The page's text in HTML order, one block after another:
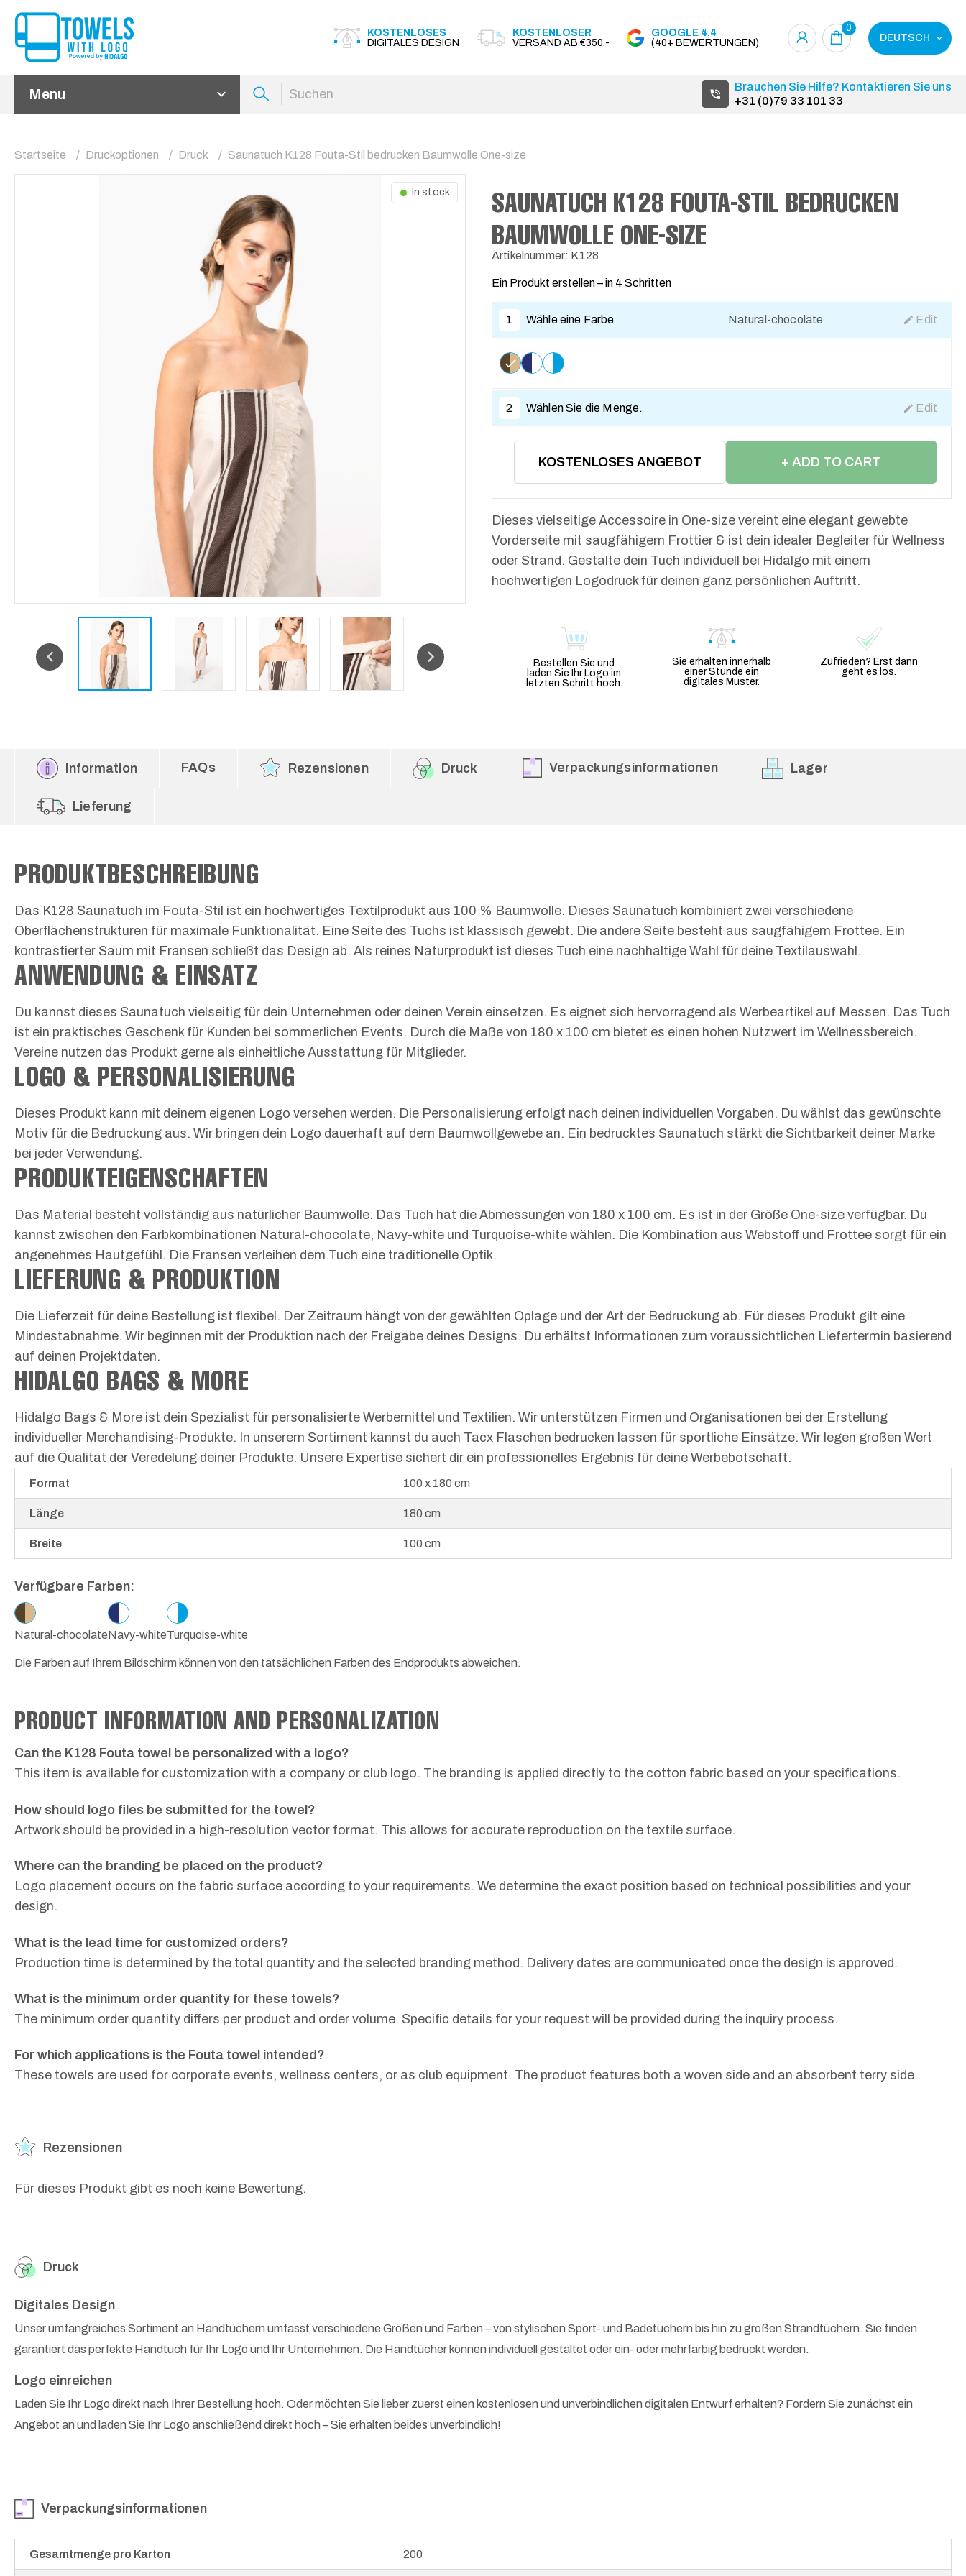
KOSTENLOSES
DIGITALES DESIGN
KOSTENLOSER
VERSAND AB €350,-
GOOGLE 4,4
(40+ BEWERTUNGEN)
0
DEUTSCH
Menu
Brauchen Sie Hilfe? Kontaktieren Sie uns
+31 (0)79 33 101 33
Startseite Druckoptionen Druck Saunatuch K128 Fouta-Stil bedrucken Baumwolle One-size
In stock
SAUNATUCH K128 FOUTA-STIL BEDRUCKEN
BAUMWOLLE ONE-SIZE
Artikelnummer: K128
Ein Produkt erstellen – in 4 Schritten
1 Wähle eine Farbe Natural-chocolate Edit
2 Wählen Sie die Menge. Edit
KOSTENLOSES ANGEBOT + ADD TO CART
Dieses vielseitige Accessoire in One-size vereint eine elegant gewebte
Vorderseite mit saugfähigem Frottier & ist dein idealer Begleiter für Wellness
oder Strand. Gestalte dein Tuch individuell bei Hidalgo mit einem
hochwertigen Logodruck für deinen ganz persönlichen Auftritt.
Bestellen Sie und
laden Sie Ihr Logo im
letzten Schritt hoch.
Sie erhalten innerhalb
einer Stunde ein
digitales Muster.
Zufrieden? Erst dann
geht es los.
Information FAQs Rezensionen Druck Verpackungsinformationen Lager
Lieferung
PRODUKTBESCHREIBUNG
Das K128 Saunatuch im Fouta-Stil ist ein hochwertiges Textilprodukt aus 100 % Baumwolle. Dieses Saunatuch kombiniert zwei verschiedene
Oberflächenstrukturen für maximale Funktionalität. Eine Seite des Tuchs ist klassisch gewebt. Die andere Seite besteht aus saugfähigem Frottee. Ein
kontrastierter Saum mit Fransen schließt das Design ab. Als reines Naturprodukt ist dieses Tuch eine nachhaltige Wahl für deine Textilauswahl.
ANWENDUNG & EINSATZ
Du kannst dieses Saunatuch vielseitig für dein Unternehmen oder deinen Verein einsetzen. Es eignet sich hervorragend als Werbeartikel auf Messen. Das Tuch
ist ein praktisches Geschenk für Kunden bei sommerlichen Events. Durch die Maße von 180 x 100 cm bietet es einen hohen Nutzwert im Wellnessbereich.
Vereine nutzen das Produkt gerne als einheitliche Ausstattung für Mitglieder.
LOGO & PERSONALISIERUNG
Dieses Produkt kann mit deinem eigenen Logo versehen werden. Die Personalisierung erfolgt nach deinen individuellen Vorgaben. Du wählst das gewünschte
Motiv für die Bedruckung aus. Wir bringen dein Logo dauerhaft auf dem Baumwollgewebe an. Ein bedrucktes Saunatuch stärkt die Sichtbarkeit deiner Marke
bei jeder Verwendung.
PRODUKTEIGENSCHAFTEN
Das Material besteht vollständig aus natürlicher Baumwolle. Das Tuch hat die Abmessungen von 180 x 100 cm. Es ist in der Größe One-size verfügbar. Du
kannst zwischen den Farbkombinationen Natural-chocolate, Navy-white und Turquoise-white wählen. Die Kombination aus Webstoff und Frottee sorgt für ein
angenehmes Hautgefühl. Die Fransen verleihen dem Tuch eine traditionelle Optik.
LIEFERUNG & PRODUKTION
Die Lieferzeit für deine Bestellung ist flexibel. Der Zeitraum hängt von der gewählten Oplage und der Art der Bedruckung ab. Für dieses Produkt gilt eine
Mindestabnahme. Wir beginnen mit der Produktion nach der Freigabe deines Designs. Du erhältst Informationen zum voraussichtlichen Liefertermin basierend
auf deinen Projektdaten.
HIDALGO BAGS & MORE
Hidalgo Bags & More ist dein Spezialist für personalisierte Werbemittel und Textilien. Wir unterstützen Firmen und Organisationen bei der Erstellung
individueller Merchandising-Produkte. In unserem Sortiment kannst du auch Tacx Flaschen bedrucken lassen für sportliche Einsätze. Wir legen großen Wert
auf die Qualität der Veredelung deiner Produkte. Unsere Expertise sichert dir ein professionelles Ergebnis für deine Werbebotschaft.
Format 100 x 180 cm
Länge 180 cm
Breite 100 cm
Verfügbare Farben:
Natural-chocolateNavy-whiteTurquoise-white
Die Farben auf Ihrem Bildschirm können von den tatsächlichen Farben des Endprodukts abweichen.
PRODUCT INFORMATION AND PERSONALIZATION
Can the K128 Fouta towel be personalized with a logo?
This item is available for customization with a company or club logo. The branding is applied directly to the cotton fabric based on your specifications.
How should logo files be submitted for the towel?
Artwork should be provided in a high-resolution vector format. This allows for accurate reproduction on the textile surface.
Where can the branding be placed on the product?
Logo placement occurs on the fabric surface according to your requirements. We determine the exact position based on technical possibilities and your
design.
What is the lead time for customized orders?
Production time is determined by the total quantity and the selected branding method. Delivery dates are communicated once the design is approved.
What is the minimum order quantity for these towels?
The minimum order quantity differs per product and order volume. Specific details for your request will be provided during the inquiry process.
For which applications is the Fouta towel intended?
These towels are used for corporate events, wellness centers, or as club equipment. The product features both a woven side and an absorbent terry side.
Rezensionen
Für dieses Produkt gibt es noch keine Bewertung.
Druck
Digitales Design
Unser umfangreiches Sortiment an Handtüchern umfasst verschiedene Größen und Farben – von stylischen Sport- und Badetüchern bis hin zu großen Strandtüchern. Sie finden
garantiert das perfekte Handtuch für Ihr Logo und Ihr Unternehmen. Die Handtücher können individuell gestaltet oder ein- oder mehrfarbig bedruckt werden.
Logo einreichen
Laden Sie Ihr Logo direkt nach Ihrer Bestellung hoch. Oder möchten Sie lieber zuerst einen kostenlosen und unverbindlichen digitalen Entwurf erhalten? Fordern Sie zunächst ein
Angebot an und laden Sie Ihr Logo anschließend direkt hoch – Sie erhalten beides unverbindlich!
Verpackungsinformationen
Gesamtmenge pro Karton 200